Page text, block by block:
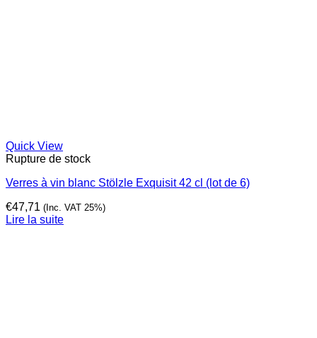
Quick View
Rupture de stock
Verres à vin blanc Stölzle Exquisit 42 cl (lot de 6)
€47,71 (Inc. VAT 25%)
Lire la suite